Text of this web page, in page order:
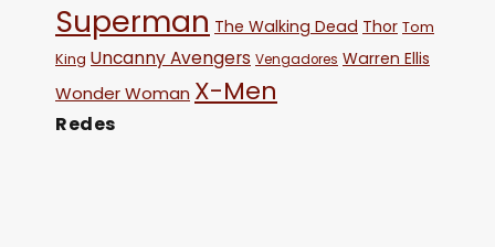
Superman The Walking Dead Thor Tom
King Uncanny Avengers Vengadores Warren Ellis
Wonder Woman X-Men
Redes